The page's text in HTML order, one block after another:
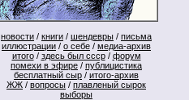
новости / книги / шендевры / письма
иллюстрации / о себе / медиа-архив
итого/ здесь был ссср/ форум
помехи в эфире / публицистика
бесплатный сыр / итого-архив
ЖЖ / вопросы / плавленый сырок
выборы